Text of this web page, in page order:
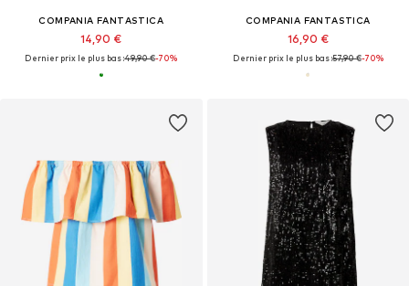
COMPANIA FANTASTICA
14,90 €
Dernier prix le plus bas :49,90 €-70%
COMPANIA FANTASTICA
16,90 €
Dernier prix le plus bas :57,90 €-70%